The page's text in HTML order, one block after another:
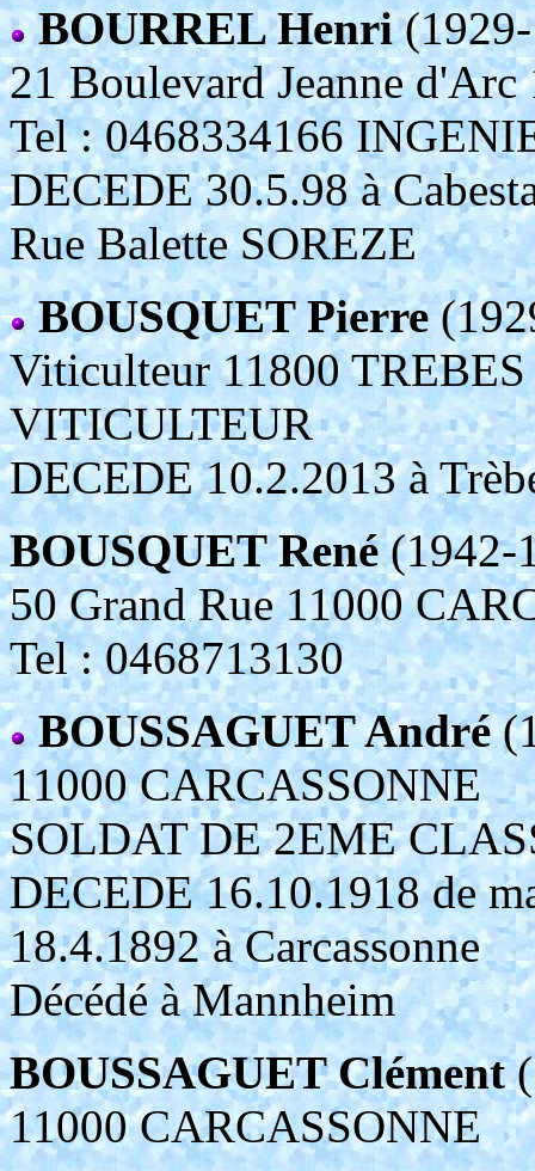
BOURREL Henri
21 Boulevard Jeanne
Tel : 0468334166
DECEDE 30.5.98 à
Rue Balette SOREZE
BOUSQUET Pierre
Viticulteur 11800 TREBES
VITICULTEUR
DECEDE 10.2.2013 à
BOUSQUET René(1942-
50 Grand Rue 11000
Tel : 0468713130
BOUSSAGUET André
11000 CARCASSONNE
SOLDAT DE 2EME
DECEDE 16.10.1918 de
18.4.1892 à Carcassonne
Décédé à Mannheim
BOUSSAGUET Clément
11000 CARCASSONNE